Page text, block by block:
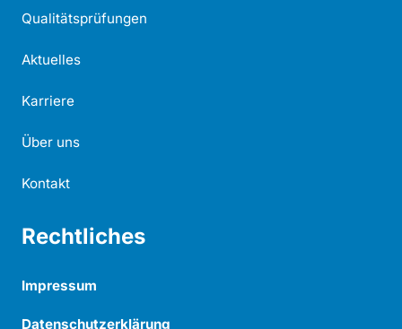
Qualitätsprüfungen
Aktuelles
Karriere
Über uns
Kontakt
Rechtliches
Impressum
Datenschutzerklärung